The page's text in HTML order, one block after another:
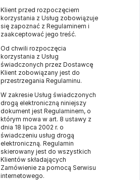
Klient przed rozpoczęciem
korzystania z Usług zobowiązuje
się zapoznać z Regulaminem i
zaakceptować jego treść.
Od chwili rozpoczęcia
korzystania z Usług
świadczonych przez Dostawcę
Klient zobowiązany jest do
przestrzegania Regulaminu.
W zakresie Usług świadczonych
drogą elektroniczną niniejszy
dokument jest Regulaminem, o
którym mowa w art. 8 ustawy z
dnia 18 lipca 2002 r. o
świadczeniu usług drogą
elektroniczną. Regulamin
skierowany jest do wszystkich
Klientów składających
Zamówienie za pomocą Serwisu
internetowego.